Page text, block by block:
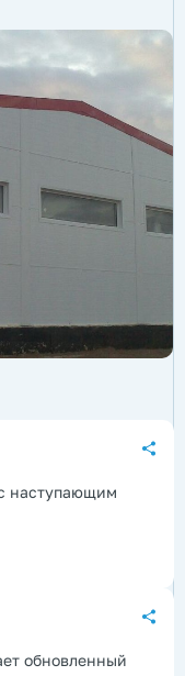
наступающим
обновленный